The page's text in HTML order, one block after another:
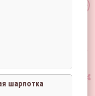
шарлотка